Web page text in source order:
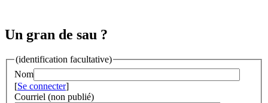
Un gran de sau ?
(identification facultative)
Nom
[Se connecter]
Courriel (non publié)